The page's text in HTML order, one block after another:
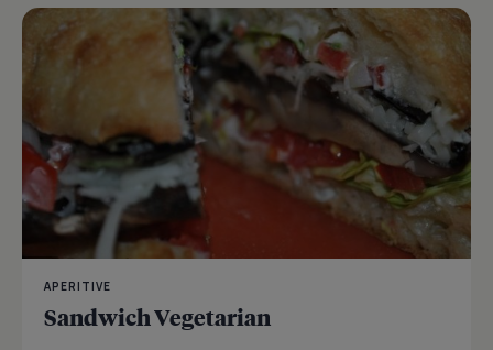
APERITIVE
Sandwich Vegetarian